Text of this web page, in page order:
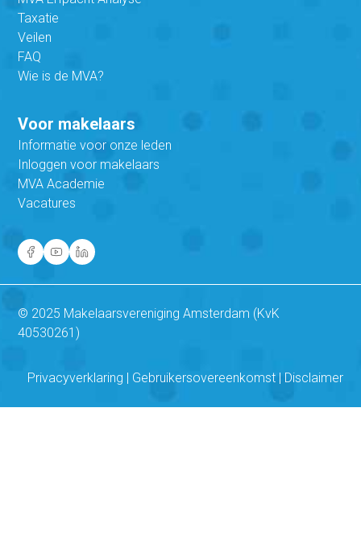
Taxatie
Veilen
FAQ
Wie is de MVA?
Voor makelaars
Informatie voor onze leden
Inloggen voor makelaars
MVA Academie
Vacatures
© 2025 Makelaarsvereniging Amsterdam (KvK
40530261)
Privacyverklaring Gebruikersovereenkomst Disclaimer